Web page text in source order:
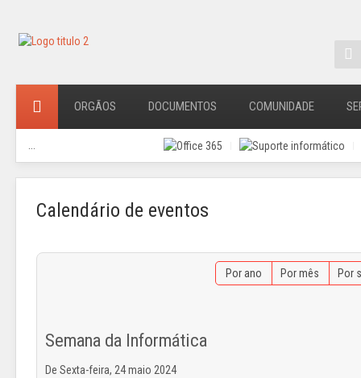
ORGÃOS DOCUMENTOS COMUNIDADE
Calendário de eventos
Por ano Por mês Por
Semana da Informática
De Sexta-feira, 24 maio 2024